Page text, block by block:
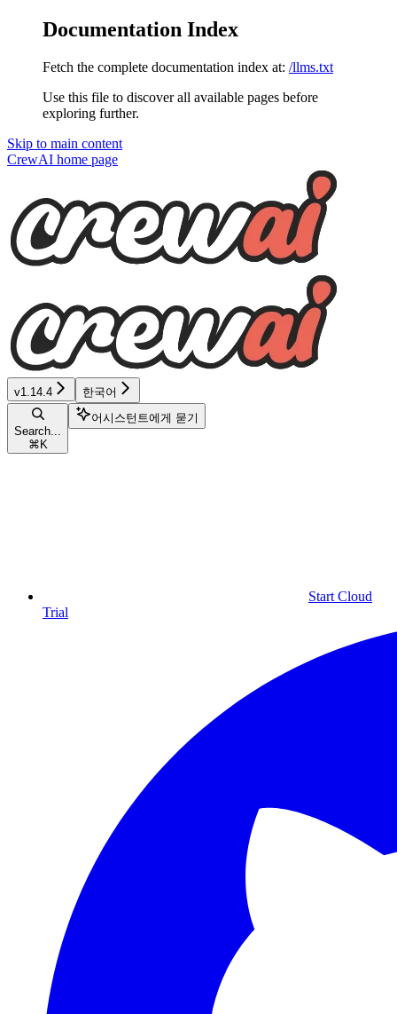
Documentation Index
Fetch the complete documentation index at: /llms.txt
Use this file to discover all available pages before
exploring further.
Skip to main content
CrewAI home page
v1.14.4 한국어
Search...
⌘ K
어시스턴트에게 묻기
Start Cloud
Trial